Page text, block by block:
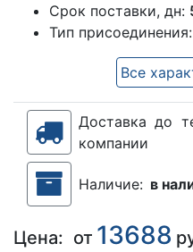
Срок поставки, дн:
Тип присоединения:
Все
Доставка до
компании
Наличие: в
Цена: от 13688